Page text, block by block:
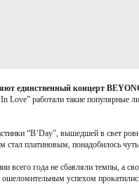
единственный концерт
Love” работали такие
“B’Day”, вышедшей в свет
стал платиновым, понадобилось
всего года не сбавляли темпы, а
ошеломительным успехом